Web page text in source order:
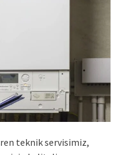
teknik servisimiz,